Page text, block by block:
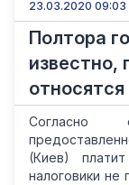
23.03.2020 09:03
Полтора
известно,
Согласно
(Киев)
налоговики